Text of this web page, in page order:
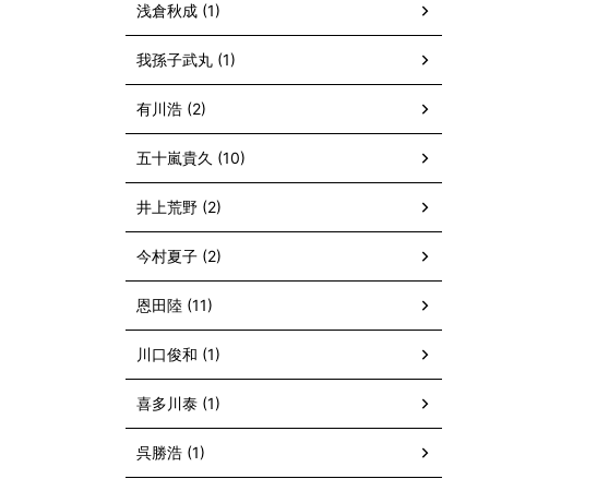
浅倉秋成 (1)
我孫子武丸 (1)
有川浩 (2)
五十嵐貴久 (10)
井上荒野 (2)
今村夏子 (2)
恩田陸 (11)
川口俊和 (1)
喜多川泰 (1)
呉勝浩 (1)